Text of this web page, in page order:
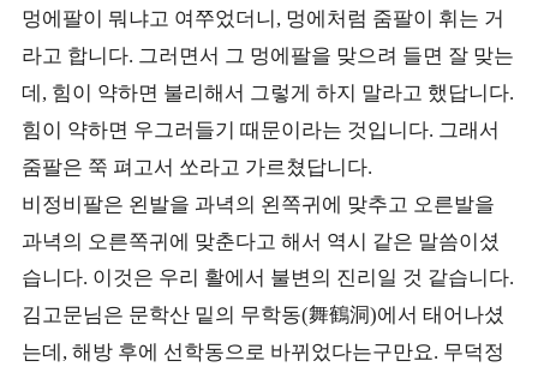
멍에팔이 뭐냐고 여쭈었더니, 멍에처럼 줌팔이 휘는 거
라고 합니다. 그러면서 그 멍에팔을 맞으려 들면 잘 맞는
데, 힘이 약하면 불리해서 그렇게 하지 말라고 했답니다.
힘이 약하면 우그러들기 때문이라는 것입니다. 그래서
줌팔은 쭉 펴고서 쏘라고 가르쳤답니다.
비정비팔은 왼발을 과녁의 왼쪽귀에 맞추고 오른발을
과녁의 오른쪽귀에 맞춘다고 해서 역시 같은 말씀이셨
습니다. 이것은 우리 활에서 불변의 진리일 것 같습니다.
김고문님은 문학산 밑의 무학동(舞鶴洞)에서 태어나셨
는데, 해방 후에 선학동으로 바뀌었다는구만요. 무덕정